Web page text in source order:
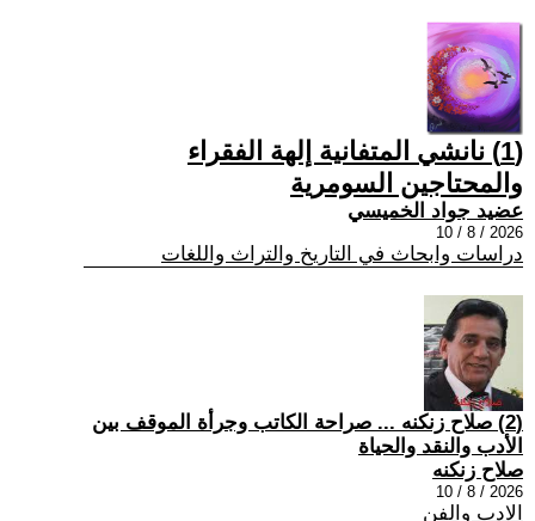
(1) نانشي المتفانية إلهة الفقراء
والمحتاجين السومرية
عضيد جواد الخميسي
2026 / 8 / 10
دراسات وابحاث في التاريخ والتراث واللغات
(2) صلاح زنكنه ... صراحة الكاتب وجرأة الموقف بين
الأدب والنقد والحياة
صلاح زنكنه
2026 / 8 / 10
الادب والفن